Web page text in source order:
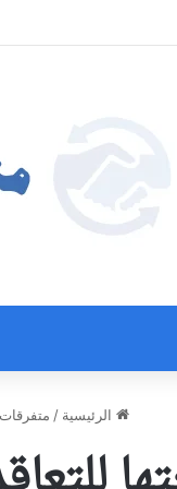
الرئيسية / متفرقات